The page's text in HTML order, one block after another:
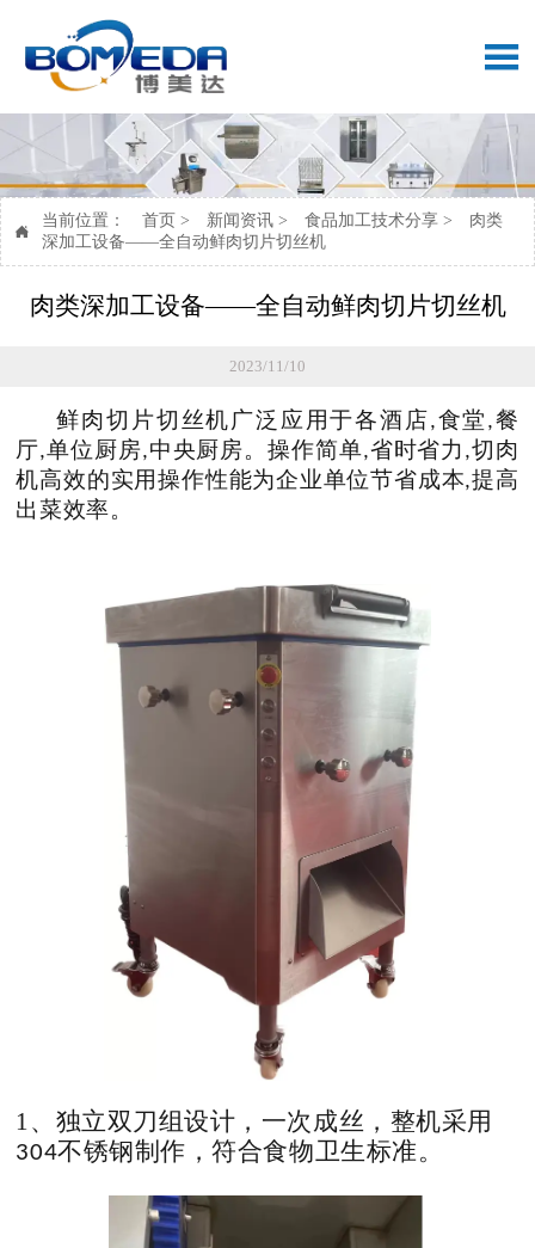


当前位置： 首页 > 新闻资讯 > 食品加工技术分享 >
肉类
深加工设备——全自动鲜肉切片切丝机
肉类深加工设备——全自动鲜肉切片切丝机
2023/11/10
鲜肉切片切丝机广泛应用于各酒店,食堂 ,餐
厅,单位厨房,中央厨房。操作简单,省时省力 ,切肉
机高效的实用操作性能为企业单位节省成本,提高
出菜效率。
1、独立双刀组设计，一次成丝，整机采用
304不锈钢制作，符合食物卫生标准。